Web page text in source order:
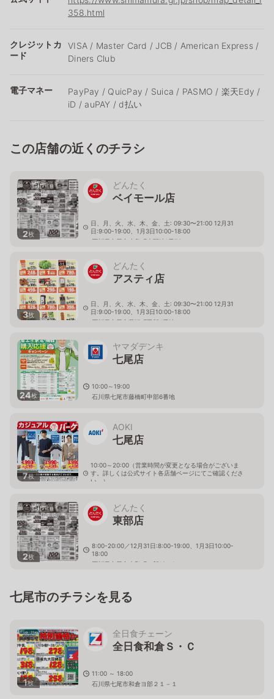
358.html
クレジットカ
ード
VISA / Master Card / JCB / American Express /
Diners Club
電子マネー
PayPay / QuicPay / Suica / PASMO / 楽天Edy /
iD / auPAY / d払い
この店舗の近くのチラシ
2枚
どんたく
ベイモール店
日、月、火、水、木、金、土: 09:30〜21:00 12月31
日:9:00-19:00、1月3日10:00-18:00
石川県七尾市小島町大開地1番78
3枚
どんたく
アスティ店
日、月、火、水、木、金、土: 09:30〜21:00 12月31
日:9:00-19:00、1月3日10:00-18:00
石川県七尾市藤橋町甲部4番地
24枚
ヤマダデンキ
七尾店
10:00～19:00
石川県七尾市藤橋町申部6番地
7枚
AOKI
七尾店
10:00～20:00（営業時間が変更となる場合がございま
す。詳しくは公式サイト各店舗ページにてご確認くださ
い。）
2枚
どんたく
東部店
8:00-20:00／12月31日:8:00-19:00、1月3日10:00-
18:00
石川県七尾市大和町チ部12の1
七尾市のチラシを見る
1枚
全日食チェーン
全日食和倉Ｓ・Ｃ
11:00 ～ 18:00
石川県七尾市和倉ヨ部２１－１